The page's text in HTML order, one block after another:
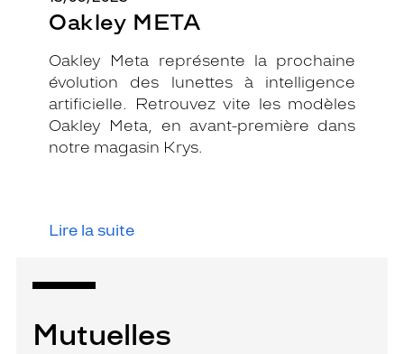
Oakley META
Oakley Meta représente la prochaine
évolution des lunettes à intelligence
artificielle. Retrouvez vite les modèles
Oakley Meta, en avant-première dans
notre magasin Krys.
Lire la suite
Mutuelles